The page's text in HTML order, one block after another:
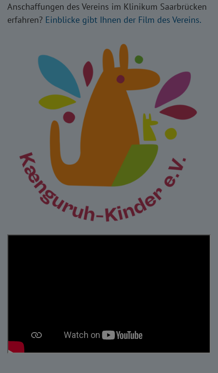
Anschaffungen des Vereins im Klinikum Saarbrücken
erfahren? Einblicke gibt Ihnen der Film des Vereins.